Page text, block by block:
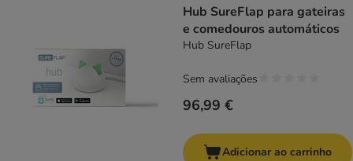
Hub SureFlap para gateiras
e comedouros automáticos
Hub SureFlap
96,99 €
Sem avaliações
Adicionar ao carrinho